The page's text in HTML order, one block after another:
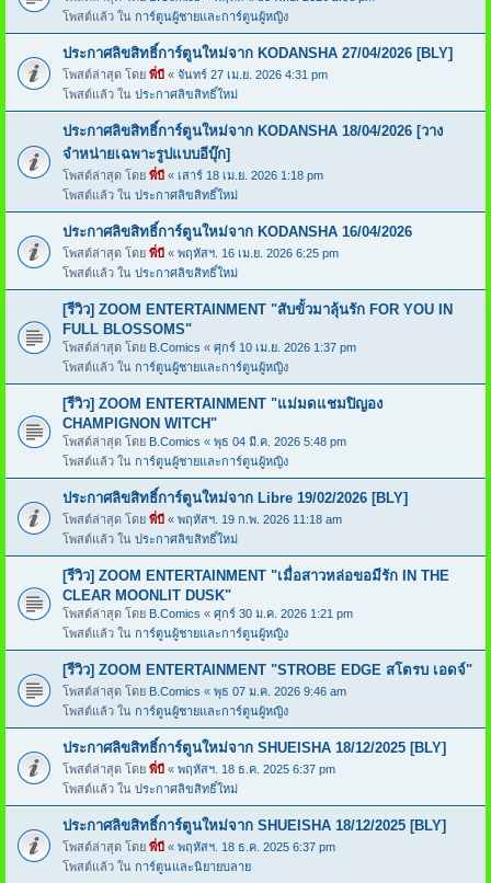
โพสต์แล้ว ใน การ์ตูนผู้ชายและการ์ตูนผู้หญิง
ประกาศลิขสิทธิ์การ์ตูนใหม่จาก KODANSHA 27/04/2026 [BLY]
โพสต์ล่าสุด โดย พี่บี « จันทร์ 27 เม.ย. 2026 4:31 pm
โพสต์แล้ว ใน ประกาศลิขสิทธิ์ใหม่
ประกาศลิขสิทธิ์การ์ตูนใหม่จาก KODANSHA 18/04/2026 [วาง
จำหน่ายเฉพาะรูปแบบอีบุ๊ก]
โพสต์ล่าสุด โดย พี่บี « เสาร์ 18 เม.ย. 2026 1:18 pm
โพสต์แล้ว ใน ประกาศลิขสิทธิ์ใหม่
ประกาศลิขสิทธิ์การ์ตูนใหม่จาก KODANSHA 16/04/2026
โพสต์ล่าสุด โดย พี่บี « พฤหัสฯ. 16 เม.ย. 2026 6:25 pm
โพสต์แล้ว ใน ประกาศลิขสิทธิ์ใหม่
[รีวิว] ZOOM ENTERTAINMENT "สับขั้วมาลุ้นรัก FOR YOU IN
FULL BLOSSOMS"
โพสต์ล่าสุด โดย B.Comics « ศุกร์ 10 เม.ย. 2026 1:37 pm
โพสต์แล้ว ใน การ์ตูนผู้ชายและการ์ตูนผู้หญิง
[รีวิว] ZOOM ENTERTAINMENT "แม่มดแชมปิญอง
CHAMPIGNON WITCH"
โพสต์ล่าสุด โดย B.Comics « พุธ 04 มี.ค. 2026 5:48 pm
โพสต์แล้ว ใน การ์ตูนผู้ชายและการ์ตูนผู้หญิง
ประกาศลิขสิทธิ์การ์ตูนใหม่จาก Libre 19/02/2026 [BLY]
โพสต์ล่าสุด โดย พี่บี « พฤหัสฯ. 19 ก.พ. 2026 11:18 am
โพสต์แล้ว ใน ประกาศลิขสิทธิ์ใหม่
[รีวิว] ZOOM ENTERTAINMENT "เมื่อสาวหล่อขอมีรัก IN THE
CLEAR MOONLIT DUSK"
โพสต์ล่าสุด โดย B.Comics « ศุกร์ 30 ม.ค. 2026 1:21 pm
โพสต์แล้ว ใน การ์ตูนผู้ชายและการ์ตูนผู้หญิง
[รีวิว] ZOOM ENTERTAINMENT "STROBE EDGE สโตรบ เอดจ์"
โพสต์ล่าสุด โดย B.Comics « พุธ 07 ม.ค. 2026 9:46 am
โพสต์แล้ว ใน การ์ตูนผู้ชายและการ์ตูนผู้หญิง
ประกาศลิขสิทธิ์การ์ตูนใหม่จาก SHUEISHA 18/12/2025 [BLY]
โพสต์ล่าสุด โดย พี่บี « พฤหัสฯ. 18 ธ.ค. 2025 6:37 pm
โพสต์แล้ว ใน ประกาศลิขสิทธิ์ใหม่
ประกาศลิขสิทธิ์การ์ตูนใหม่จาก SHUEISHA 18/12/2025 [BLY]
โพสต์ล่าสุด โดย พี่บี « พฤหัสฯ. 18 ธ.ค. 2025 6:37 pm
โพสต์แล้ว ใน การ์ตูนและนิยายบลาย